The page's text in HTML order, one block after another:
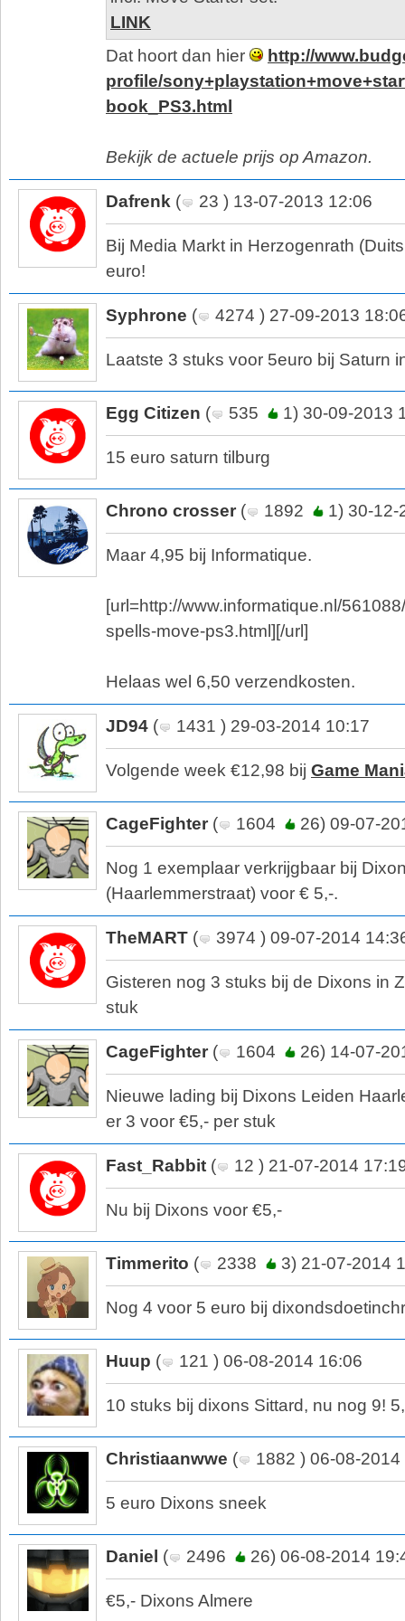
LINK
Dat hoort dan hier
http://
profile/
book_PS3.html
Bekijk de actuele prijs op Amazon.
Dafrenk ( 23 ) 13-07-2013 12:06
Bij Media Markt in Herzogenrath
euro!
Syphrone ( 4274 ) 27-09-2013
Laatste 3 stuks voor 5euro bij Saturn
Egg Citizen ( 535 1) 30-09-2013
15 euro saturn tilburg
Chrono crosser ( 1892 1) 30-12-
Maar 4,95 bij Informatique.
[url=http://www.informatique.nl/
spells-move-ps3.html][/url]
Helaas wel 6,50 verzendkosten.
JD94 ( 1431 ) 29-03-2014 10:17
Volgende week €12,98 bij Game
CageFighter ( 1604 26) 09-07-
Nog 1 exemplaar verkrijgbaar bij
(Haarlemmerstraat) voor € 5,-.
TheMART ( 3974 ) 09-07-2014
Gisteren nog 3 stuks bij de Dixons in
stuk
CageFighter ( 1604 26) 14-07-
Nieuwe lading bij Dixons Leiden
er 3 voor €5,- per stuk
Fast_Rabbit ( 12 ) 21-07-2014
Nu bij Dixons voor €5,-
Timmerito ( 2338 3) 21-07-2014
Nog 4 voor 5 euro bij
Huup ( 121 ) 06-08-2014 16:06
10 stuks bij dixons Sittard, nu nog 9!
Christiaanwwe ( 1882 ) 06-08-2014
5 euro Dixons sneek
Daniel ( 2496 26) 06-08-2014
€5,- Dixons Almere